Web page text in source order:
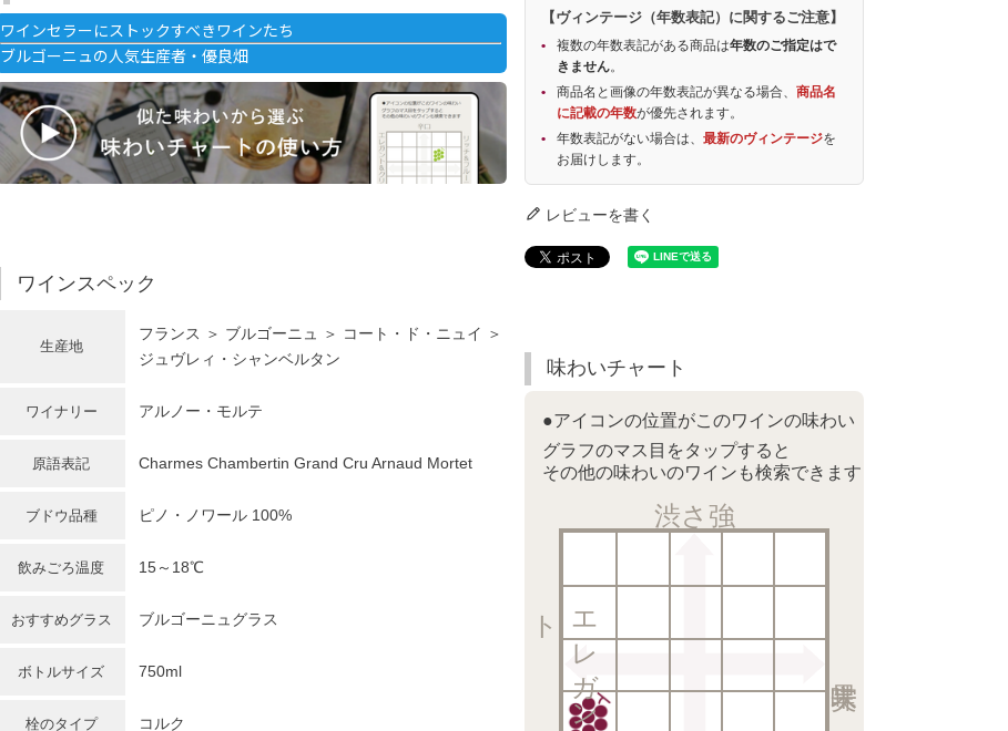
ワインセラーにストックすべきワインたち
ブルゴーニュの人気生産者・優良畑
ワインスペック
生産地
フランス ＞ ブルゴーニュ ＞ コート・ド・ニュイ ＞
ジュヴレィ・シャンベルタン
ワイナリー アルノー・モルテ
原語表記 Charmes Chambertin Grand Cru Arnaud Mortet
ブドウ品種 ピノ・ノワール 100%
飲みごろ温度 15～18℃
おすすめグラス ブルゴーニュグラス
ボトルサイズ 750ml
栓のタイプ コルク
【ヴィンテージ（年数表記）に関するご注意】
複数の年数表記がある商品は年数のご指定はで
きません。
商品名と画像の年数表記が異なる場合、商品名
に記載の年数が優先されます。
年数表記がない場合は、最新のヴィンテージを
お届けします。
レビューを書く
味わいチャート
●アイコンの位置がこのワインの味わい
グラフのマス目をタップすると
その他の味わいのワインも検索できます
渋さ強
エ
レ
ガ
ン
ト